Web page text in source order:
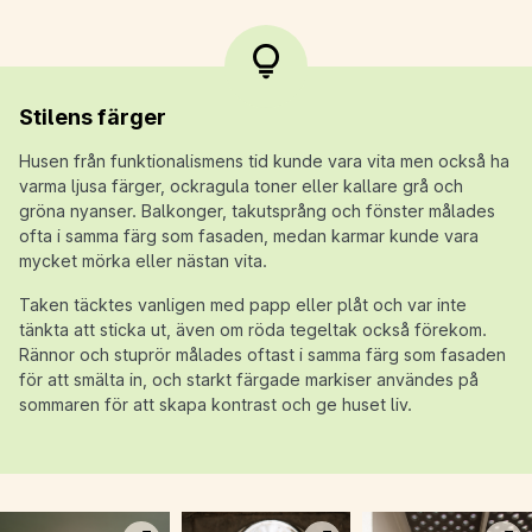
Stilens färger
Husen från funktionalismens tid kunde vara vita men också ha
varma ljusa färger, ockragula toner eller kallare grå och
gröna nyanser. Balkonger, takutsprång och fönster målades
ofta i samma färg som fasaden, medan karmar kunde vara
mycket mörka eller nästan vita.
Taken täcktes vanligen med papp eller plåt och var inte
tänkta att sticka ut, även om röda tegeltak också förekom.
Rännor och stuprör målades oftast i samma färg som fasaden
för att smälta in, och starkt färgade markiser användes på
sommaren för att skapa kontrast och ge huset liv.